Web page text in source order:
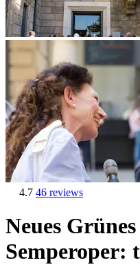
4.7 46 reviews
Neues
Semperoper: